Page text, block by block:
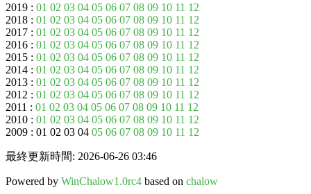
2019 : 01 02 03 04 05 06 07 08 09 10 11 12
2018 : 01 02 03 04 05 06 07 08 09 10 11 12
2017 : 01 02 03 04 05 06 07 08 09 10 11 12
2016 : 01 02 03 04 05 06 07 08 09 10 11 12
2015 : 01 02 03 04 05 06 07 08 09 10 11 12
2014 : 01 02 03 04 05 06 07 08 09 10 11 12
2013 : 01 02 03 04 05 06 07 08 09 10 11 12
2012 : 01 02 03 04 05 06 07 08 09 10 11 12
2011 : 01 02 03 04 05 06 07 08 09 10 11 12
2010 : 01 02 03 04 05 06 07 08 09 10 11 12
2009 : 01 02 03 04 05 06 07 08 09 10 11 12
最終更新時間: 2026-06-26 03:46
Powered by WinChalow1.0rc4 based on chalow